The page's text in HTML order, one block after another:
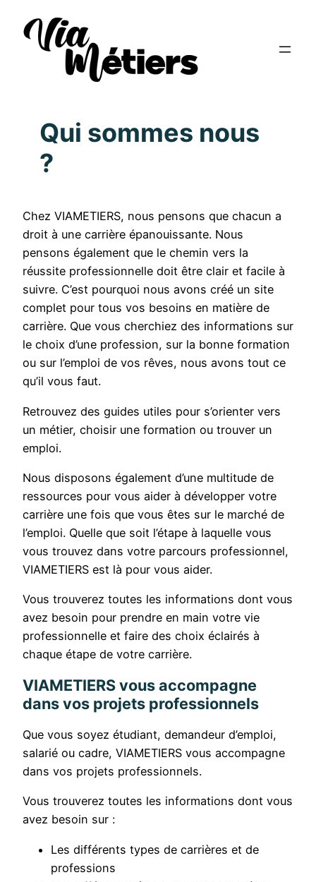
Qui sommes nous
?
Chez VIAMETIERS, nous pensons que chacun a
droit à une carrière épanouissante. Nous
pensons également que le chemin vers la
réussite professionnelle doit être clair et facile à
suivre. C’est pourquoi nous avons créé un site
complet pour tous vos besoins en matière de
carrière. Que vous cherchiez des informations sur
le choix d’une profession, sur la bonne formation
ou sur l’emploi de vos rêves, nous avons tout ce
qu’il vous faut.
Retrouvez des guides utiles pour s’orienter vers
un métier, choisir une formation ou trouver un
emploi.
Nous disposons également d’une multitude de
ressources pour vous aider à développer votre
carrière une fois que vous êtes sur le marché de
l’emploi. Quelle que soit l’étape à laquelle vous
vous trouvez dans votre parcours professionnel,
VIAMETIERS est là pour vous aider.
Vous trouverez toutes les informations dont vous
avez besoin pour prendre en main votre vie
professionnelle et faire des choix éclairés à
chaque étape de votre carrière.
VIAMETIERS vous accompagne
dans vos projets professionnels
Que vous soyez étudiant, demandeur d’emploi,
salarié ou cadre, VIAMETIERS vous accompagne
dans vos projets professionnels.
Vous trouverez toutes les informations dont vous
avez besoin sur :
Les différents types de carrières et de
professions